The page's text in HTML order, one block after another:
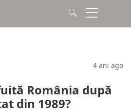
4 ani ago
România după
din 1989?